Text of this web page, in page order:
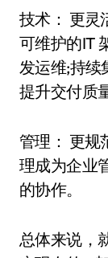
技术： 更灵
可维护的IT
发运维;持续
提升交付质
管理： 更规
理成为企业
的协作。
总体来说，